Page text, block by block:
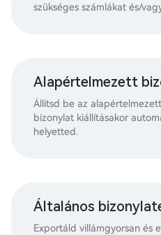
szükséges számlákat és/
Alapértelmezett
Állítsd be az
bizonylat kiállításakor
helyetted.
Általános
Exportáld villámgyorsan és